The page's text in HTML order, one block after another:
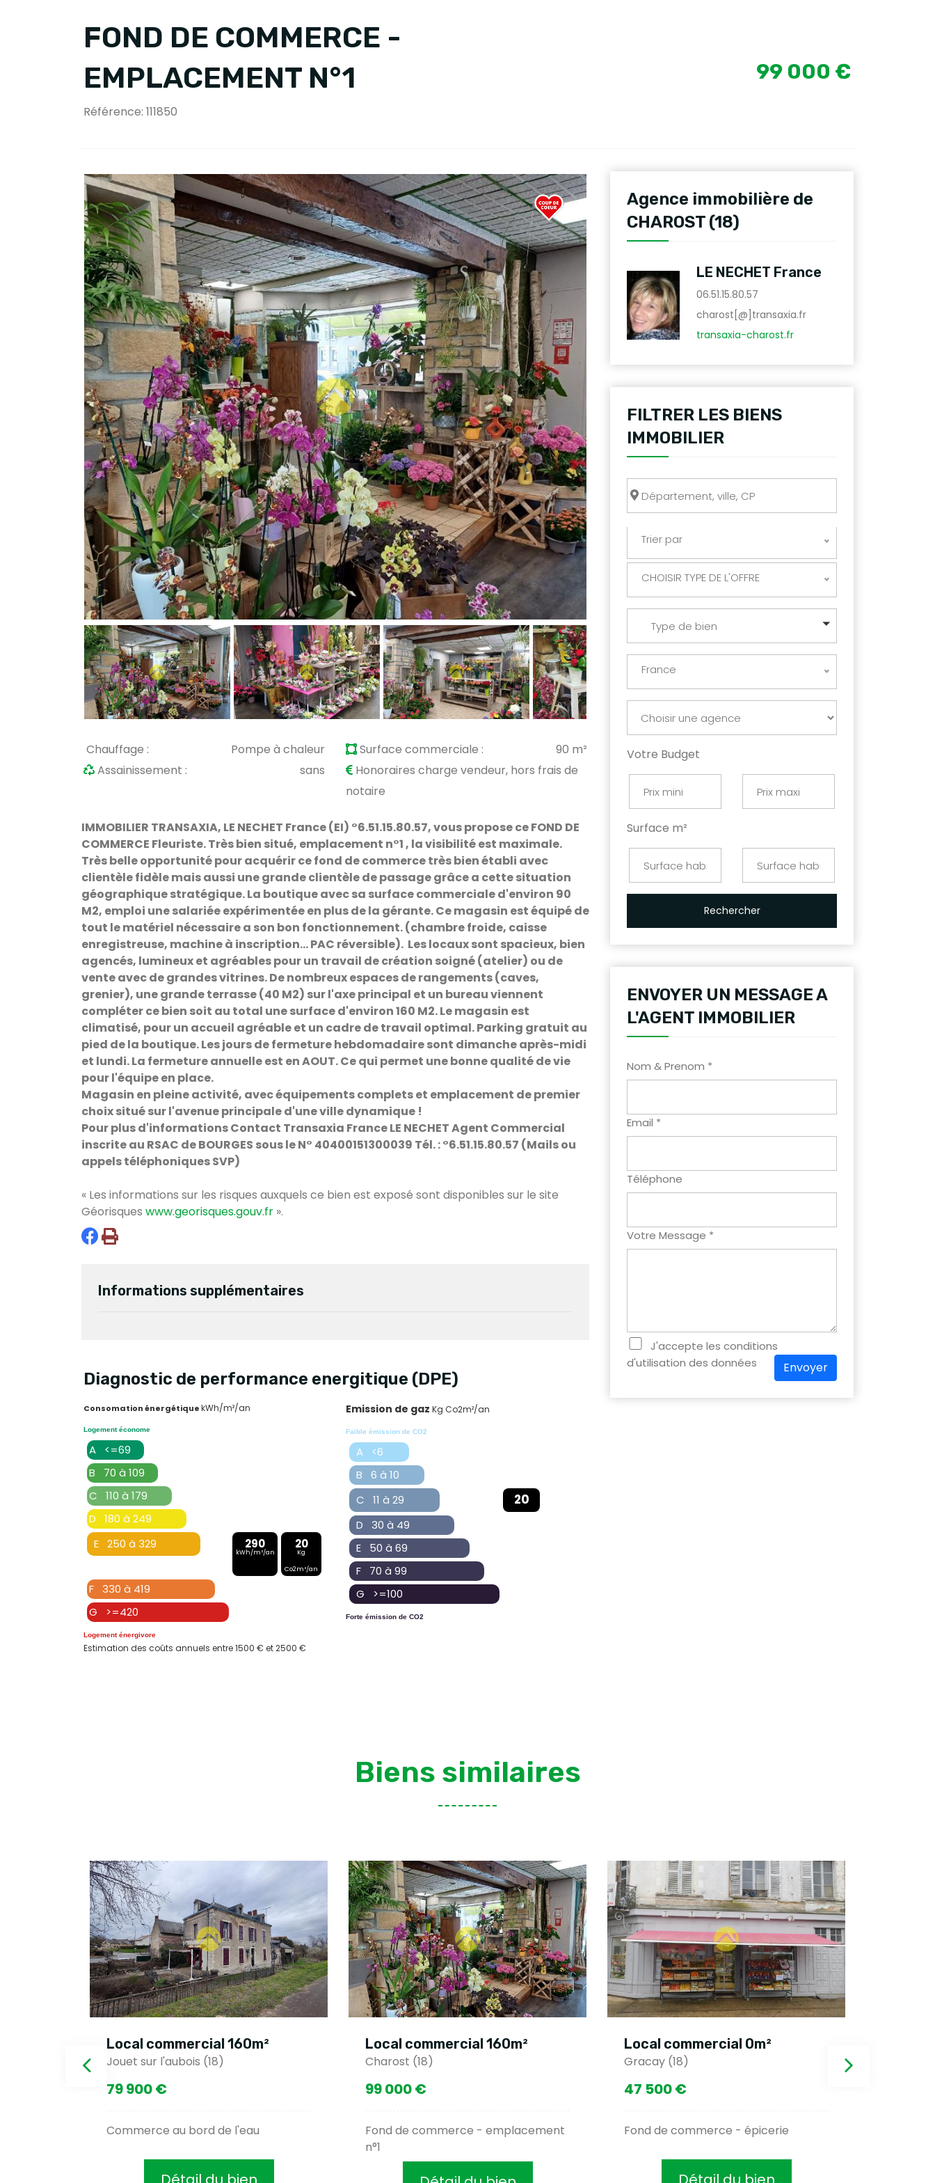
FOND DE COMMERCE -
EMPLACEMENT N°1
Référence: 111850
99 000 €
Chauffage : Pompe à chaleur Surface commerciale :
90 m²
Assainissement :
sans
Honoraires charge vendeur, hors frais de
notaire
IMMOBILIER TRANSAXIA, LE NECHET France (EI) °6.51.15.80.57, vous propose ce FOND DE
COMMERCE Fleuriste. Très bien situé, emplacement n°1 , la visibilité est maximale.
Très belle opportunité pour acquérir ce fond de commerce très bien établi avec
clientèle fidèle mais aussi une grande clientèle de passage grâce a cette situation
géographique stratégique. La boutique avec sa surface commerciale d'environ 90
M2, emploi une salariée expérimentée en plus de la gérante. Ce magasin est équipé de
tout le matériel nécessaire a son bon fonctionnement. (chambre froide, caisse
enregistreuse, machine à inscription... PAC réversible). Les locaux sont spacieux, bien
agencés, lumineux et agréables pour un travail de création soigné (atelier) ou de
vente avec de grandes vitrines. De nombreux espaces de rangements (caves,
grenier), une grande terrasse (40 M2) sur l'axe principal et un bureau viennent
compléter ce bien soit au total une surface d'environ 160 M2. Le magasin est
climatisé, pour un accueil agréable et un cadre de travail optimal. Parking gratuit au
pied de la boutique. Les jours de fermeture hebdomadaire sont dimanche après-midi
et lundi. La fermeture annuelle est en AOUT. Ce qui permet une bonne qualité de vie
pour l'équipe en place.
Magasin en pleine activité, avec équipements complets et emplacement de premier
choix situé sur l'avenue principale d'une ville dynamique !
Pour plus d'informations Contact Transaxia France LE NECHET Agent Commercial
inscrite au RSAC de BOURGES sous le N° 40400151300039 Tél. : °6.51.15.80.57 (Mails ou
appels téléphoniques SVP)
« Les informations sur les risques auxquels ce bien est exposé sont disponibles sur le site
Géorisques www.georisques.gouv.fr ».
Informations supplémentaires
Diagnostic de performance energitique (DPE)
Consomation énergétiquekWh/m²/an
Logement économe
A <=69
B 70 à 109
C 110 à 179
D 180 à 249
E 250 à 329
290
kWh/m²/an
20
Kg
Co2m²/an
F 330 à 419
G >=420
Logement énergivore
Estimation des coûts annuels entre 1500 € et 2500 €
Emission de gaz Kg Co2m²/an
Faible émission de CO2
A <6
B 6 à 10
C 11 à 29
20
D 30 à 49
E 50 à 69
F 70 à 99
G >=100
Forte émission de CO2
Agence immobilière de
CHAROST (18)
LE NECHET France
06.51.15.80.57
charost[@]transaxia.fr
transaxia-charost.fr
FILTRER LES BIENS
IMMOBILIER
Trier par
CHOISIR TYPE DE L'OFFRE
Type de bien
France
Votre Budget
Surface m²
Rechercher
ENVOYER UN MESSAGE A
L'AGENT IMMOBILIER
Nom & Prenom *
Email *
Téléphone
Votre Message *
J'accepte les conditions
d'utilisation des données
Envoyer
Biens similaires
Local commercial 160m²
Jouet sur l'aubois (18)
79 900 €
Commerce au bord de l'eau
Local commercial 160m²
Charost (18)
99 000 €
Fond de commerce - emplacement
n°1
Local commercial 0m²
Gracay (18)
47 500 €
Fond de commerce - épicerie